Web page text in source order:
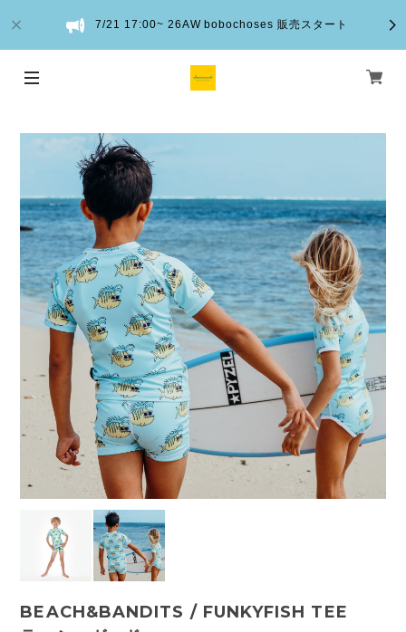
7/21 17:00~ 26AW bobochoses 販売スタート
BEACH&BANDITS / FUNKYFISH TEE